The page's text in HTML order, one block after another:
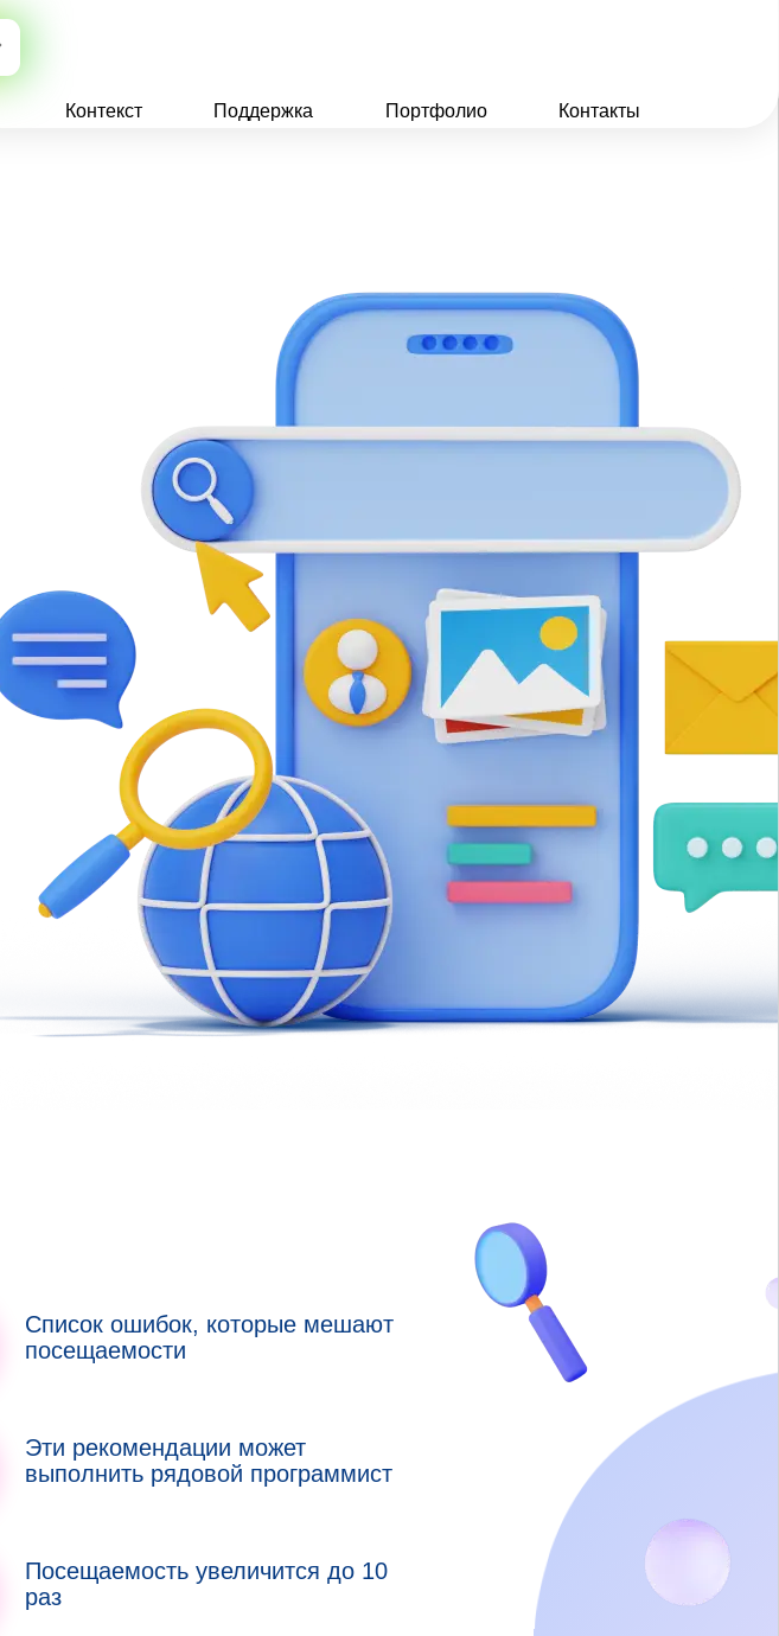
Контекст Поддержка Портфолио Контакты
Список ошибок, которые мешают
посещаемости
Эти рекомендации может
выполнить рядовой программист
Посещаемость увеличится до 10
раз